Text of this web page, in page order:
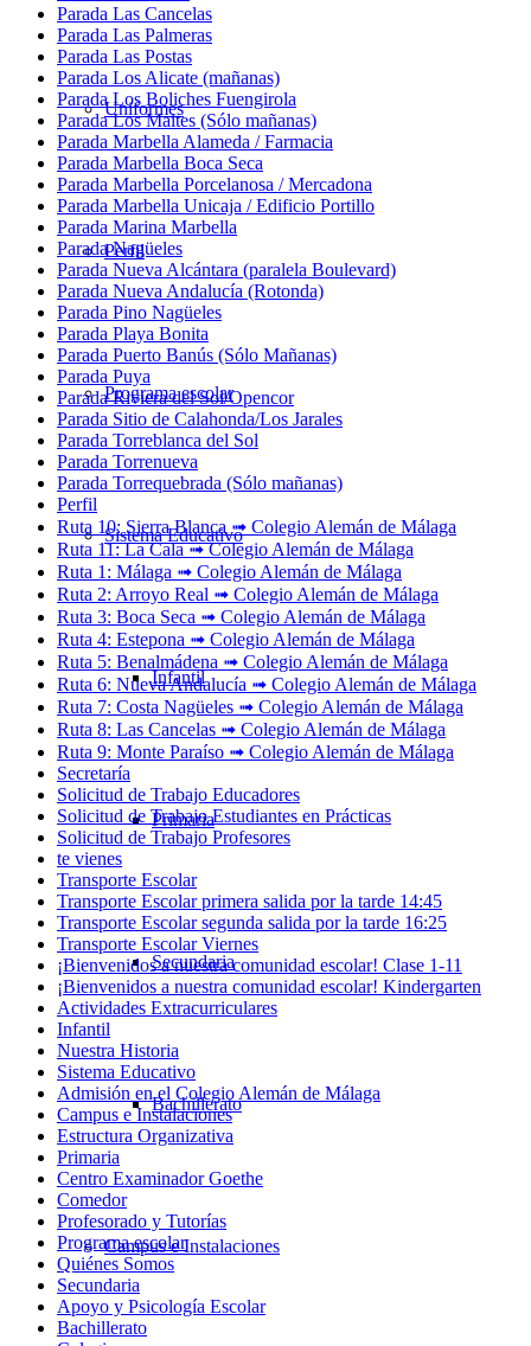
Uniformes
Perfil
Programa escolar
Sistema Educativo
Infantil
Primaria
Secundaria
Bachillerato
Campus e Instalaciones
Parada Las Cancelas
Parada Las Palmeras
Parada Las Postas
Parada Los Alicate (mañanas)
Parada Los Boliches Fuengirola
Parada Los Maites (Sólo mañanas)
Parada Marbella Alameda / Farmacia
Parada Marbella Boca Seca
Parada Marbella Porcelanosa / Mercadona
Parada Marbella Unicaja / Edificio Portillo
Parada Marina Marbella
Parada Nagüeles
Parada Nueva Alcántara (paralela Boulevard)
Parada Nueva Andalucía (Rotonda)
Parada Pino Nagüeles
Parada Playa Bonita
Parada Puerto Banús (Sólo Mañanas)
Parada Puya
Parada Riviera del Sol/Opencor
Parada Sitio de Calahonda/Los Jarales
Parada Torreblanca del Sol
Parada Torrenueva
Parada Torrequebrada (Sólo mañanas)
Perfil
Ruta 10: Sierra Blanca ➟ Colegio Alemán de Málaga
Ruta 11: La Cala ➟ Colegio Alemán de Málaga
Ruta 1: Málaga ➟ Colegio Alemán de Málaga
Ruta 2: Arroyo Real ➟ Colegio Alemán de Málaga
Ruta 3: Boca Seca ➟ Colegio Alemán de Málaga
Ruta 4: Estepona ➟ Colegio Alemán de Málaga
Ruta 5: Benalmádena ➟ Colegio Alemán de Málaga
Ruta 6: Nueva Andalucía ➟ Colegio Alemán de Málaga
Ruta 7: Costa Nagüeles ➟ Colegio Alemán de Málaga
Ruta 8: Las Cancelas ➟ Colegio Alemán de Málaga
Ruta 9: Monte Paraíso ➟ Colegio Alemán de Málaga
Secretaría
Solicitud de Trabajo Educadores
Solicitud de Trabajo Estudiantes en Prácticas
Solicitud de Trabajo Profesores
te vienes
Transporte Escolar
Transporte Escolar primera salida por la tarde 14:45
Transporte Escolar segunda salida por la tarde 16:25
Transporte Escolar Viernes
¡Bienvenidos a nuestra comunidad escolar! Clase 1-11
¡Bienvenidos a nuestra comunidad escolar! Kindergarten
Actividades Extracurriculares
Infantil
Nuestra Historia
Sistema Educativo
Admisión en el Colegio Alemán de Málaga
Campus e Instalaciones
Estructura Organizativa
Primaria
Centro Examinador Goethe
Comedor
Profesorado y Tutorías
Programa escolar
Quiénes Somos
Secundaria
Apoyo y Psicología Escolar
Bachillerato